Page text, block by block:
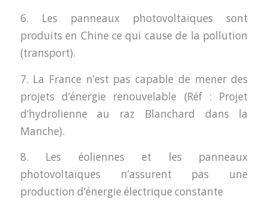
6. Les panneaux photovoltaïques sont
produits en Chine ce qui cause de la pollution
(transport).
7. La France n’est pas capable de mener des
projets d’énergie renouvelable (Réf : Projet
d’hydrolienne au raz Blanchard dans la
Manche).
8. Les éoliennes et les panneaux
photovoltaïques n’assurent pas une
production d’énergie électrique constante